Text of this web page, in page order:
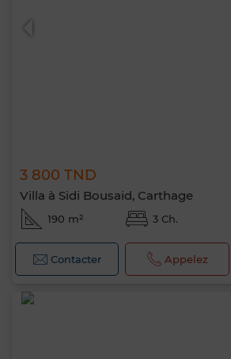
3 800 TND
Villa à Sidi Bousaid, Carthage
190 m² 3 Ch.
Contacter Appelez